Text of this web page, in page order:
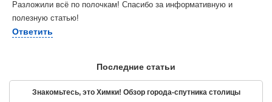
Разложили всё по полочкам! Спасибо за информативную и
полезную статью!
Ответить
Последние статьи
Знакомьтесь, это Химки! Обзор города-спутника столицы